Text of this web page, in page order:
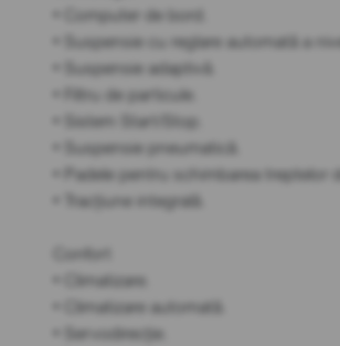
• Computer de bord.
• Suspensie cu reglare automată a
• Suspensie adaptivă.
• Filtru de particule.
• Sistem Start/Stop.
• Suspensie pneumatică.
• Padele pentru schimbarea treptelor
• Tracțiune integrală.
Confort
• Climatizare.
• Climatizare automată.
• Servodirecție.